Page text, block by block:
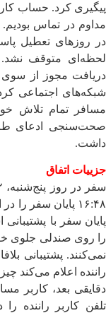
پیگیری کرد. حساب
در روزهای تعطیل
لحظه‌ای متوقف نشد.
دریافت مجوز از سوی
شبکه‌های اجتماعی
مسافر تمام تلاش
صحت‌سنجی ادعای
داشت.
جزییات اتفاق
پایان سفر با
را روی صندلی جلوی
نمی‌کنند. پشتیبانی
راننده اعلام می‌کند
دقایقی بعد، کاربر
تلفن کاربر راننده